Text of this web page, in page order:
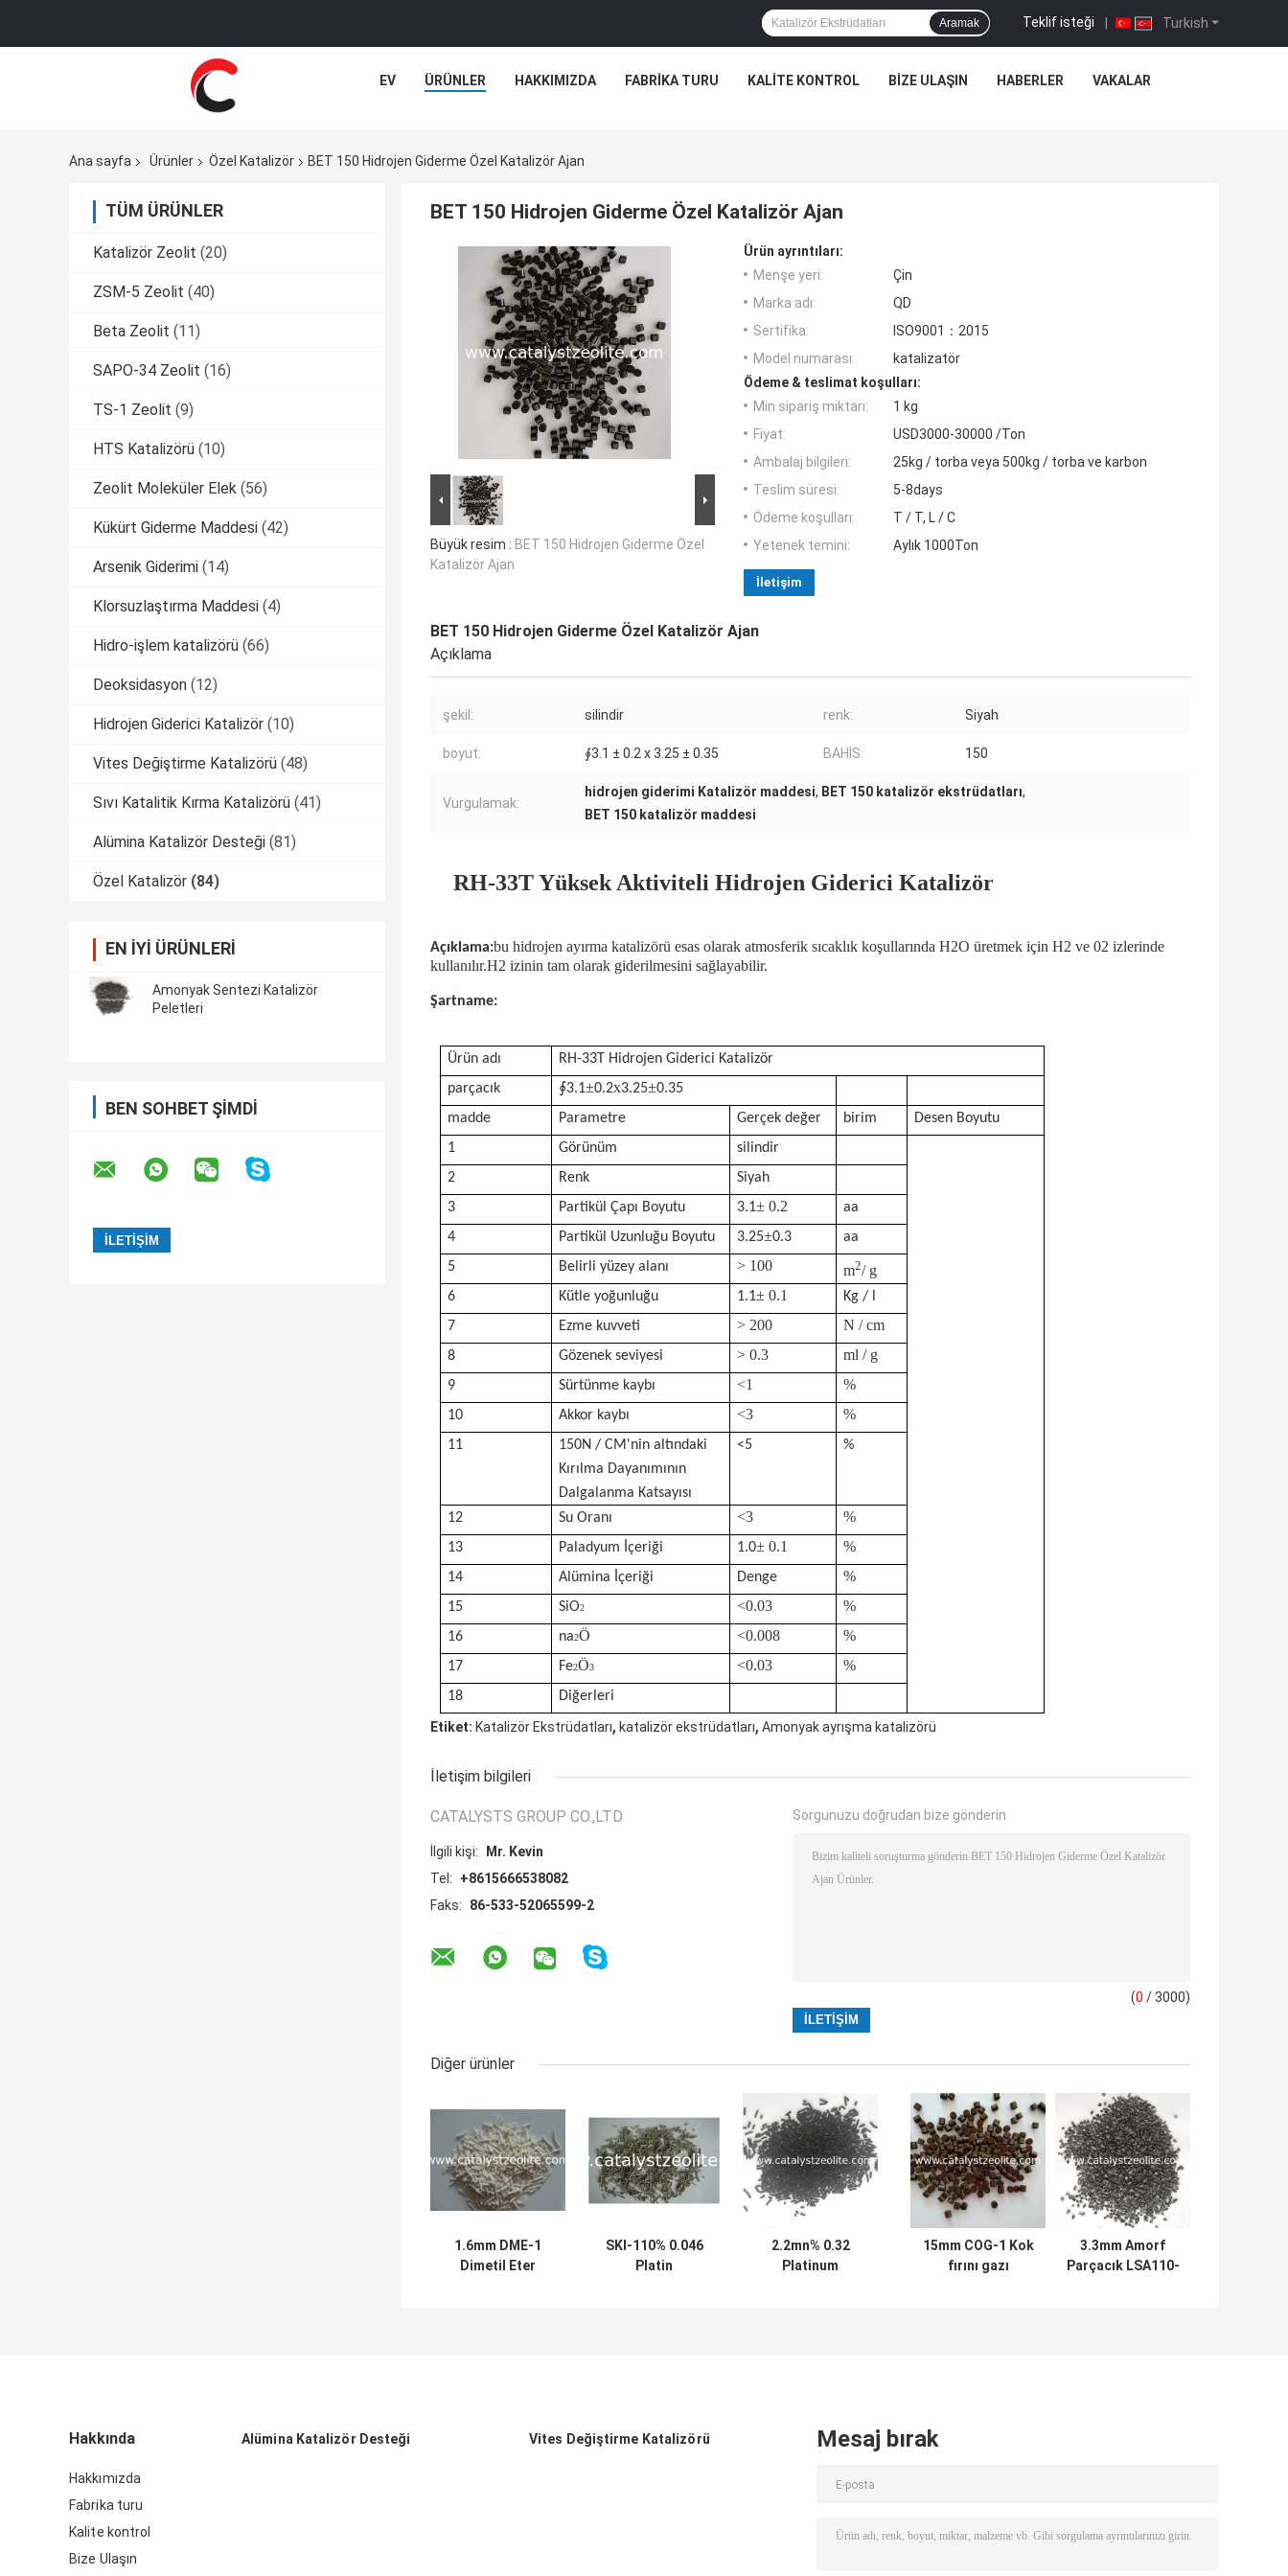
Turkish
Teklif isteği |
Aramak
EV ÜRÜNLER HAKKIMIZDA FABRIKA TURU KALITE KONTROL BIZE ULAŞIN HABERLER VAKALAR
Ana sayfa Ürünler Özel Katalizör BET 150 Hidrojen Giderme Özel Katalizör Ajan
TÜM ÜRÜNLER
Katalizör Zeolit (20)
ZSM-5 Zeolit (40)
Beta Zeolit (11)
SAPO-34 Zeolit (16)
TS-1 Zeolit (9)
HTS Katalizörü (10)
Zeolit ​​Moleküler Elek (56)
Kükürt Giderme Maddesi (42)
Arsenik Giderimi (14)
Klorsuzlaştırma Maddesi (4)
Hidro-işlem katalizörü (66)
Deoksidasyon (12)
Hidrojen Giderici Katalizör (10)
Vites Değiştirme Katalizörü (48)
Sıvı Katalitik Kırma Katalizörü (41)
Alümina Katalizör Desteği (81)
Özel Katalizör (84)
EN IYI ÜRÜNLERI
Amonyak Sentezi Katalizör
Peletleri
BEN SOHBET ŞIMDI
BET 150 Hidrojen Giderme Özel Katalizör Ajan
Büyük resim : BET 150 Hidrojen Giderme Özel
Katalizör Ajan
Ürün ayrıntıları:
Menşe yeri:
Çin
Marka adı:
QD
Sertifika:
ISO9001：2015
Model numarası:
katalizatör
Ödeme & teslimat koşulları:
Min sipariş miktarı:
1 kg
Fiyat:
USD3000-30000 /Ton
Ambalaj bilgileri:
25kg / torba veya 500kg / torba ve karbon
Teslim süresi:
5-8days
Ödeme koşulları:
T / T, L / C
Yetenek temini:
Aylık 1000Ton
İletişim
BET 150 Hidrojen Giderme Özel Katalizör Ajan
Açıklama
şekil: silindir renk: Siyah
boyut: ∮3.1 ± 0.2 x 3.25 ± 0.35 BAHİS: 150
Vurgulamak:
hidrojen giderimi Katalizör maddesi, BET 150 katalizör ekstrüdatları,
BET 150 katalizör maddesi
RH-33T Yüksek Aktiviteli Hidrojen Giderici Katalizör
Açıklama:bu hidrojen ayırma katalizörü esas olarak atmosferik sıcaklık koşullarında H2O üretmek için H2 ve 02 izlerinde
kullanılır.H2 izinin tam olarak giderilmesini sağlayabilir.
Şartname:
Ürün adı
RH-33T Hidrojen Giderici Katalizör
parçacık
∮3.1±0.2x3.25±0.35
madde
Parametre Gerçek değer birim
Desen Boyutu
1
Görünüm
silindir
2
Renk
Siyah
3
Partikül Çapı Boyutu 3.1± 0.2
aa
4
Partikül Uzunluğu Boyutu 3.25±0.3
aa
5
Belirli yüzey alanı > 100 m2/ g
6 Kütle yoğunluğu 1.1± 0.1
Kg / l
7
Ezme kuvveti > 200 N / cm
8 Gözenek seviyesi > 0.3 ml / g
9 Sürtünme kaybı <1 %
10 Akkor kaybı <3 %
11
150N / CM'nin altındaki
Kırılma Dayanımının
Dalgalanma Katsayısı
<5 %
12 Su Oranı <3 %
13 Paladyum İçeriği 1.0± 0.1 %
14 Alümina İçeriği Denge %
15 SiO2 <0.03 %
16 na2Ö <0.008 %
17 Fe2Ö3 <0.03 %
18
Diğerleri
Etiket: Katalizör Ekstrüdatları, katalizör ekstrüdatları, Amonyak ayrışma katalizörü
İletişim bilgileri
CATALYSTS GROUP CO.,LTD
İlgili kişi:
Mr. Kevin
Tel:
+8615666538082
Faks:
86-533-52065599-2
Sorgunuzu doğrudan bize gönderin
(0 / 3000)
Diğer ürünler
1.6mm DME-1
Dimetil Eter
SKI-110% 0.046
Platin
2.2mn% 0.32
Platinum
15mm COG-1 Kok
fırını gazı
3.3mm Amorf
Parçacık LSA110-
Hakkında
Hakkımızda
Fabrika turu
Kalite kontrol
Bize Ulaşın
Alümina Katalizör Desteği Vites Değiştirme Katalizörü Mesaj bırak